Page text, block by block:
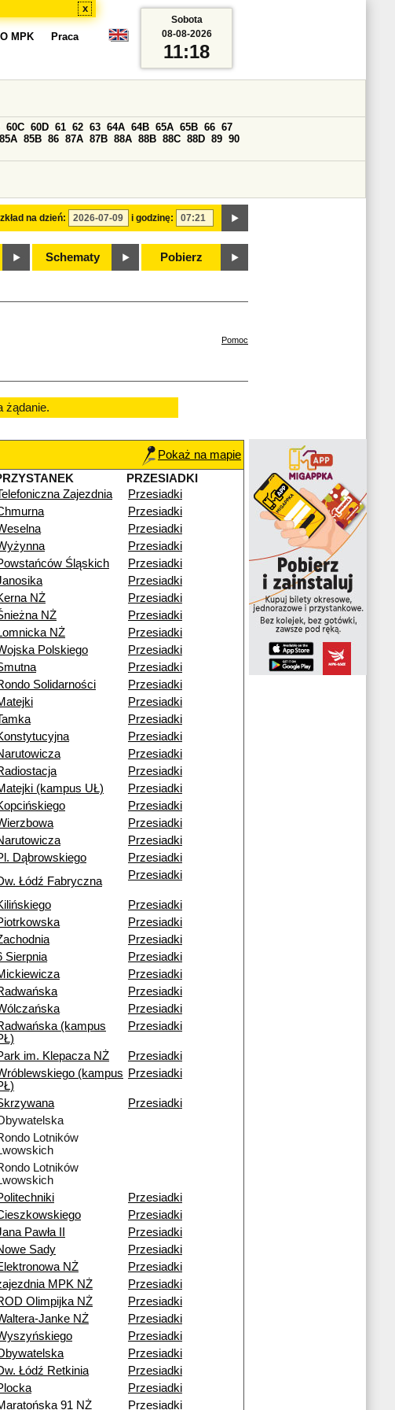
x
O MPK Praca
na dzień: i godzinę:
60C 60D 61 62 63 64A 64B 65A 65B 66 67
85A 85B 86 87A 87B 88A 88B 88C 88D 89 90
Schematy Pobierz
Sobota
08-08-2026
11:18
Pomoc
żądanie.
Pokaż na mapie
PRZESIADKI
Zajezdnia
Przesiadki
Przesiadki
Przesiadki
Przesiadki
Śląskich
Przesiadki
Przesiadki
NŻ
Przesiadki
NŻ
Przesiadki
NŻ
Przesiadki
Polskiego
Przesiadki
Przesiadki
Solidarności
Przesiadki
Przesiadki
Przesiadki
Przesiadki
Przesiadki
Przesiadki
(kampus UŁ)
Przesiadki
Przesiadki
Przesiadki
Przesiadki
Dąbrowskiego
Przesiadki
Łódź Fabryczna Przesiadki
Przesiadki
Przesiadki
Przesiadki
Sierpnia
Przesiadki
Przesiadki
Przesiadki
Przesiadki
(kampus
Przesiadki
im. Klepacza NŻ
Przesiadki
(kampus Przesiadki
Przesiadki
Lotników
Lotników
Przesiadki
Przesiadki
Pawła II
Przesiadki
Sady
Przesiadki
NŻ
Przesiadki
MPK NŻ
Przesiadki
Olimpijka NŻ
Przesiadki
Janke NŻ
Przesiadki
Przesiadki
Przesiadki
Łódź Retkinia
Przesiadki
Przesiadki
91 NŻ Przesiadki